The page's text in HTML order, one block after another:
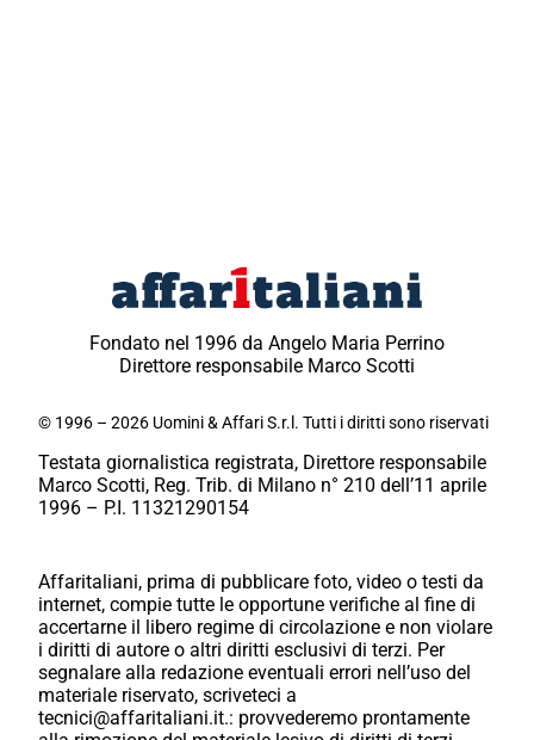
Fondato nel 1996 da Angelo Maria Perrino
Direttore responsabile Marco Scotti
© 1996 – 2026 Uomini & Affari S.r.l. Tutti i diritti sono riservati
Testata giornalistica registrata, Direttore responsabile
Marco Scotti, Reg. Trib. di Milano n° 210 dell’11 aprile
1996 – P.I. 11321290154
Affaritaliani, prima di pubblicare foto, video o testi da
internet, compie tutte le opportune verifiche al fine di
accertarne il libero regime di circolazione e non violare
i diritti di autore o altri diritti esclusivi di terzi. Per
segnalare alla redazione eventuali errori nell’uso del
materiale riservato, scriveteci a
tecnici@affaritaliani.it.: provvederemo prontamente